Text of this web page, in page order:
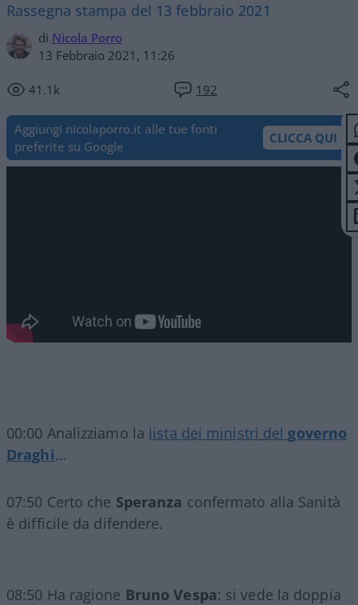
Rassegna stampa del 13 febbraio 2021
di Nicola Porro
13 Febbraio 2021, 11:26
41.1k 192
Aggiungi nicolaporro.it alle tue fonti
preferite su Google
CLICCA QUI
00:00 Analizziamo la lista dei ministri del governo
Draghi…
07:50 Certo che Speranza confermato alla Sanità
è difficile da difendere.
08:50 Ha ragione Bruno Vespa: si vede la doppia